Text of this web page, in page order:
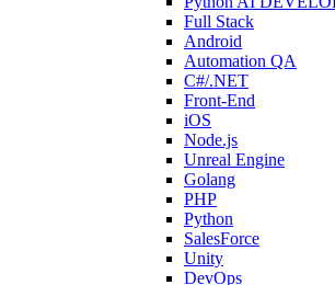
Full Stack
Android
Automation QA
C#/.NET
Front-End
iOS
Node.js
Unreal Engine
Golang
PHP
Python
SalesForce
Unity
DevOps